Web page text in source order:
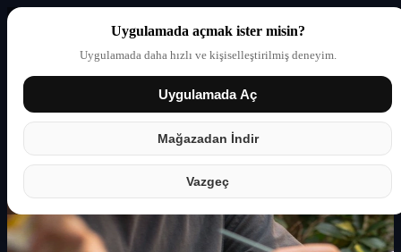
Uygulamada açmak ister misin?
Uygulamada daha hızlı ve kişiselleştirilmiş deneyim.
Uygulamada Aç
Mağazadan İndir
Vazgeç
Giriş yap Partner